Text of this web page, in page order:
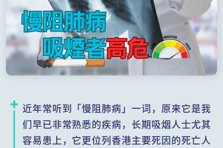
近年常听到「慢阻肺病」一词，原来它是我
们早已非常熟悉的疾病，长期吸烟人士尤其
容易患上，它更位列香港主要死因的死亡人